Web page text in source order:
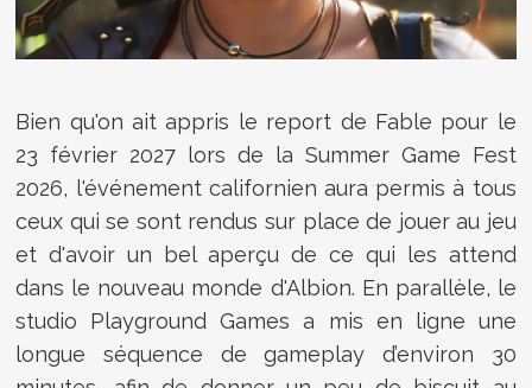
Bien qu'on ait appris le report de Fable pour le
23 février 2027 lors de la Summer Game Fest
2026, l'événement californien aura permis à tous
ceux qui se sont rendus sur place de jouer au jeu
et d'avoir un bel aperçu de ce qui les attend
dans le nouveau monde d'Albion. En parallèle, le
studio Playground Games a mis en ligne une
longue séquence de gameplay d’environ 30